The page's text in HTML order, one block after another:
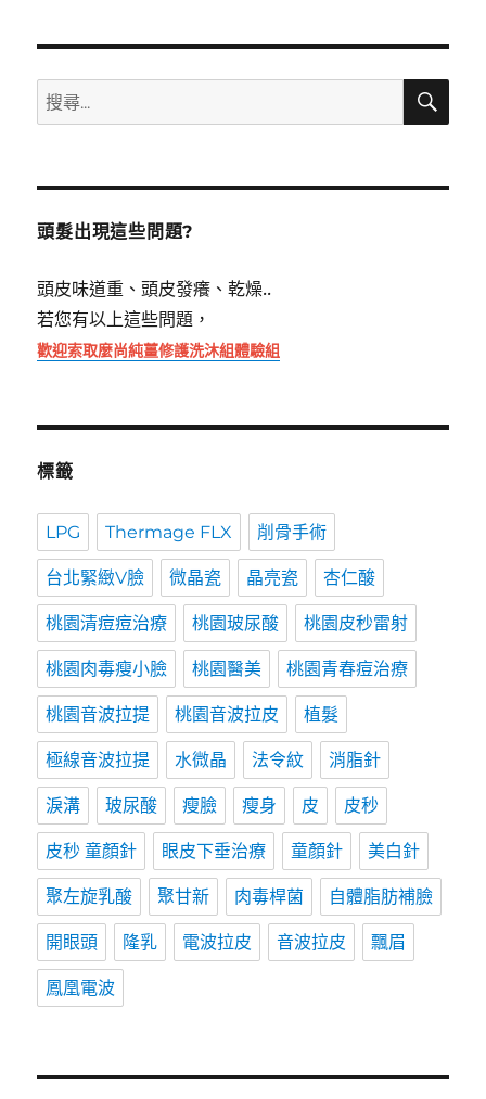
搜
尋
鍵
搜
頭髮出現這些問題?
頭皮味道重、頭皮發癢、乾燥..
若您有以上這些問題，
歡迎索取麼尚純薑修護洗沐組體驗組
標籤
LPG Thermage FLX 削骨手術
台北緊緻V臉 微晶瓷 晶亮瓷 杏仁酸
桃園清痘痘治療 桃園玻尿酸 桃園皮秒雷射
桃園肉毒瘦小臉 桃園醫美 桃園青春痘治療
桃園音波拉提 桃園音波拉皮 植髮
極線音波拉提 水微晶 法令紋 消脂針
淚溝 玻尿酸 瘦臉 瘦身 皮 皮秒
皮秒 童顏針 眼皮下垂治療 童顏針 美白針
聚左旋乳酸 聚甘新 肉毒桿菌 自體脂肪補臉
開眼頭 隆乳 電波拉皮 音波拉皮 飄眉
鳳凰電波